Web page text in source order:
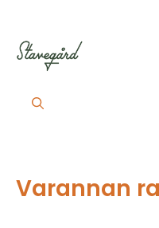
innehåll
Varannan